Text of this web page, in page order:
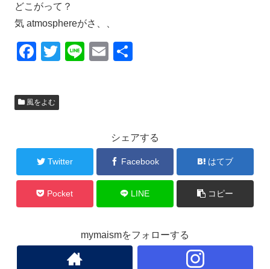
どこがって？
気 atmosphereがさ、、
F
c
e
o
o
k
T
Li
E
風をよむ
シェアする
Twitter Facebook はてブ
Pocket LINE コピー
mymaismをフォローする